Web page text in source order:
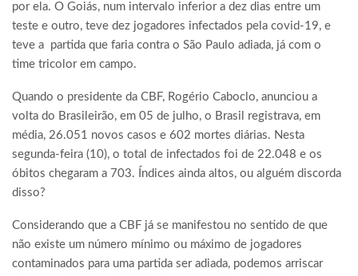
por ela. O Goiás, num intervalo inferior a dez dias entre um
teste e outro, teve dez jogadores infectados pela covid-19, e
teve a partida que faria contra o São Paulo adiada, já com o
time tricolor em campo.
Quando o presidente da CBF, Rogério Caboclo, anunciou a
volta do Brasileirão, em 05 de julho, o Brasil registrava, em
média, 26.051 novos casos e 602 mortes diárias. Nesta
segunda-feira (10), o total de infectados foi de 22.048 e os
óbitos chegaram a 703. Índices ainda altos, ou alguém discorda
disso?
Considerando que a CBF já se manifestou no sentido de que
não existe um número mínimo ou máximo de jogadores
contaminados para uma partida ser adiada, podemos arriscar